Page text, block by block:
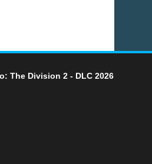
The Division 2 - DLC 2026